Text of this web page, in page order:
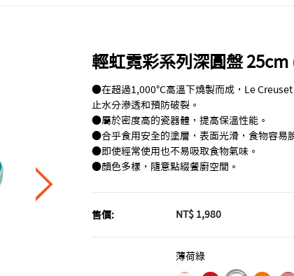
輕虹霓彩系列深圓盤 25cm
●在超過1,000℃高溫下燒製而成，Le Creuset
止水分滲透和預防破裂。
●屬於密度高的瓷器體，提高保溫性能。
●合乎食用安全的塗層，表面光滑，食物容易
●即使經常使用也不易吸取食物氣味。
●顏色多樣，隨意點綴餐廚空間。
售價: NT$ 1,980
薄荷綠